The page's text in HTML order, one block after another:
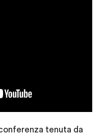
tenuta da